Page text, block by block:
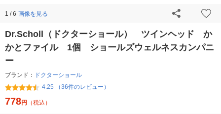
1 / 6 画像を見る
Dr.Scholl（ドクターショール） ツインヘッド か
かとファイル 1個 ショールズウェルネスカンパニ
ー
ブランド：
ドクターショール
4.25 （36件のレビュー）
778円 （税込）